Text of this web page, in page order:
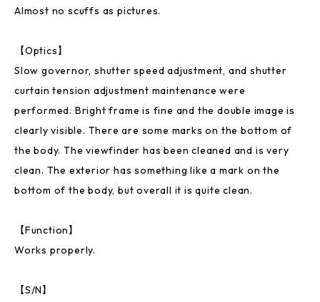
Almost no scuffs as pictures.
【Optics】
Slow governor, shutter speed adjustment, and shutter
curtain tension adjustment maintenance were
performed. Bright frame is fine and the double image is
clearly visible. There are some marks on the bottom of
the body. The viewfinder has been cleaned and is very
clean. The exterior has something like a mark on the
bottom of the body, but overall it is quite clean.
【Function】
Works properly.
【S/N】